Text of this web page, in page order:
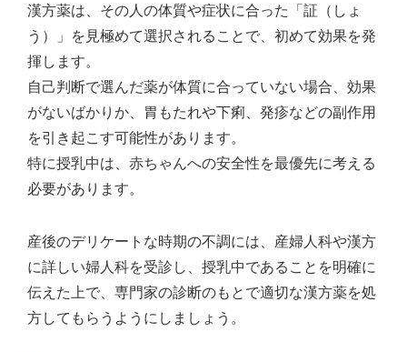
漢方薬は、その人の体質や症状に合った「証（しょ
う）」を見極めて選択されることで、初めて効果を発
揮します。
自己判断で選んだ薬が体質に合っていない場合、効果
がないばかりか、胃もたれや下痢、発疹などの副作用
を引き起こす可能性があります。
特に授乳中は、赤ちゃんへの安全性を最優先に考える
必要があります。
産後のデリケートな時期の不調には、産婦人科や漢方
に詳しい婦人科を受診し、授乳中であることを明確に
伝えた上で、専門家の診断のもとで適切な漢方薬を処
方してもらうようにしましょう。